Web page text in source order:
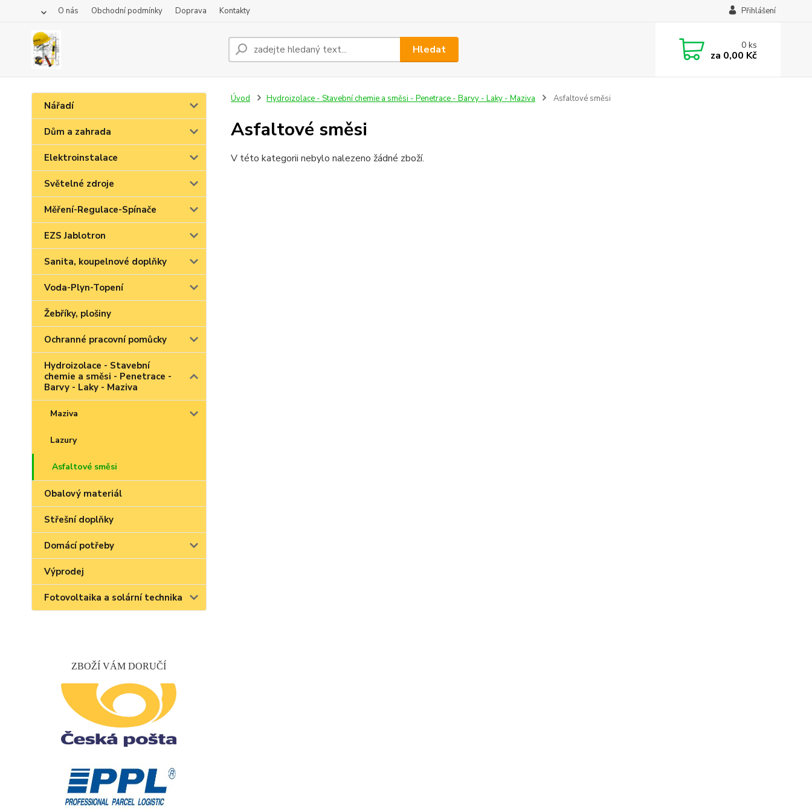
O nás Obchodní podmínky Doprava Kontakty Přihlášení
Hledat 0ks
za 0,00 Kč
Nářadí
Dům a zahrada
Elektroinstalace
Světelné zdroje
Měření-Regulace-Spínače
EZS Jablotron
Sanita, koupelnové doplňky
Voda-Plyn-Topení
Žebříky, plošiny
Ochranné pracovní pomůcky
Hydroizolace - Stavební
chemie a směsi - Penetrace -
Barvy - Laky - Maziva
Maziva
Lazury
Asfaltové směsi
Obalový materiál
Střešní doplňky
Domácí potřeby
Výprodej
Fotovoltaika a solární technika
ZBOŽÍ VÁM DORUČÍ
Úvod Hydroizolace - Stavební chemie a směsi - Penetrace - Barvy - Laky - Maziva Asfaltové směsi
Asfaltové směsi
V této kategorii nebylo nalezeno žádné zboží.